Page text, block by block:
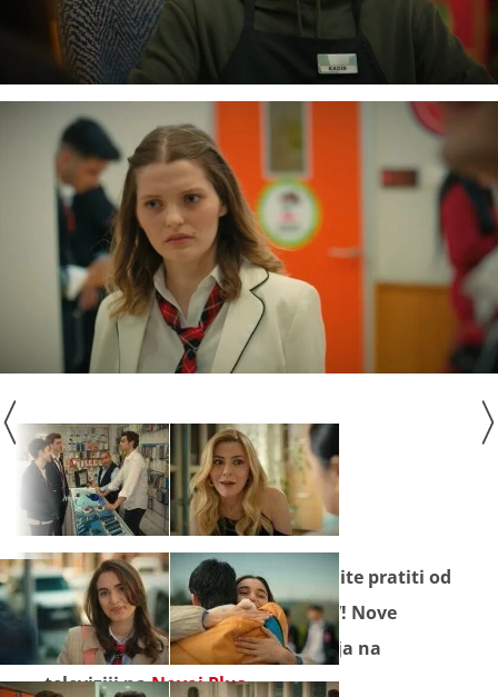
Seriju "Snaga obitelji" ne propustite pratiti od
ponedjeljka do petka na Novoj TV! Nove
epizode pogledajte prije emitiranja na
televiziji naNovoj Plus.